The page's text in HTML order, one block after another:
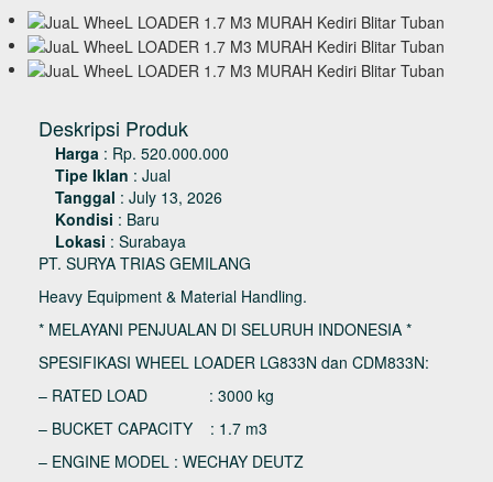
Deskripsi Produk
Harga : Rp. 520.000.000
Tipe Iklan : Jual
Tanggal : July 13, 2026
Kondisi : Baru
Lokasi : Surabaya
PT. SURYA TRIAS GEMILANG
Heavy Equipment & Material Handling.
* MELAYANI PENJUALAN DI SELURUH INDONESIA *
SPESIFIKASI WHEEL LOADER LG833N dan CDM833N:
– RATED LOAD : 3000 kg
– BUCKET CAPACITY : 1.7 m3
– ENGINE MODEL : WECHAY DEUTZ